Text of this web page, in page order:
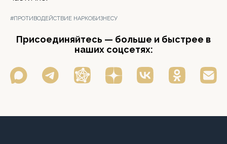
#ПРОТИВОДЕЙСТВИЕ НАРКОБИЗНЕСУ
Присоединяйтесь — больше и быстрее в
наших соцсетях: